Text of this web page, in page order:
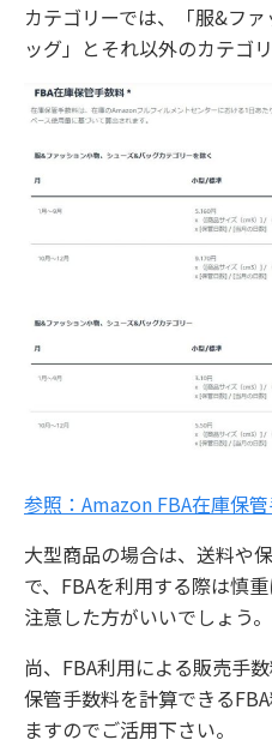
カテゴリーでは、「服&フ
ッグ」とそれ以外のカテゴ
参照：Amazon FBA在庫保
大型商品の場合は、送料や
で、FBAを利用する際は慎
注意した方がいいでしょう。
尚、FBA利用による販売手
保管手数料を計算できる
ますのでご活用下さい。